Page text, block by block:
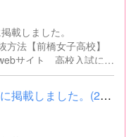
さい。 （1）地
下のいずれかに該当す
馬県職員と
分の日から2年を経過
までに規定する罪を犯
載しました。
法【前橋女子高校】
サイト 高校入試に関
入学者選抜に関する情報を以下に掲載しました。(2026.8.4) ■令和...